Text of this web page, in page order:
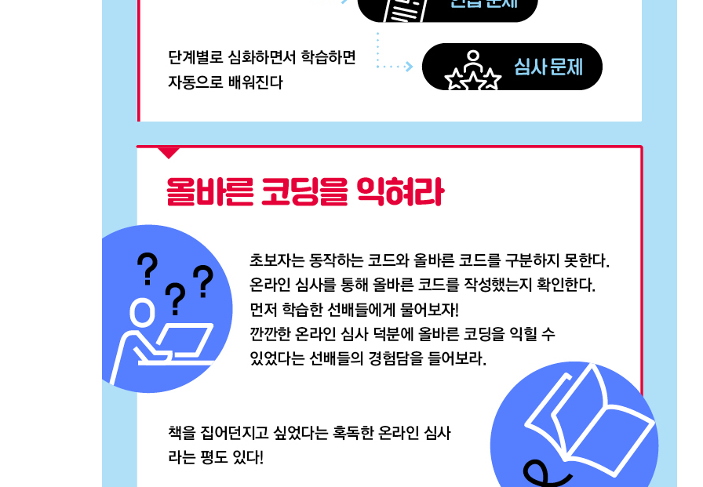
파이썬 코딩 도장 개정증보판
부가기호
종이책 :
도서 뒷표지 아래쪽에 있는 바코드의 오른쪽 위 숫자
전자책(eBook) :
전자책 앞 또는 뒷부분의 판권면 (발행인, 담당 편집자 등을 표시하는 곳) 중 ISBN
분에 표기(예: 979-11-6050-407-1 05320로 된 곳의 뒤 다섯 자리 숫자 05320)
등록
* 내용 문의 오류 제보
파이썬 코딩 도장 개정증보판
* 여러 쪽이면 쉼표(,)로 구분해서 입력하세요.
제목
내용*
첨부파일
* 첨부파일은 10M 이내만 가능
문의하기
알림 메시지
최근 이용 자료
내 문의/답변
내 서재
구매 인증 도서
동영상 강좌